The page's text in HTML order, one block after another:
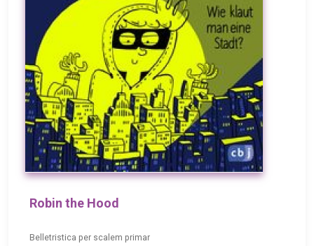
Robin the Hood
Belletristica per scalem primar